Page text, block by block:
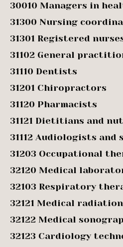
30010 Managers in
31300 Nursing
31301 Registered
31102 General
31110 Dentists
31201 Chiropractors
31120 Pharmacists
31121 Dietitians and
31112 Audiologists
31203 Occupational
32120 Medical
32103 Respiratory
32121 Medical
32122 Medical
32123 Cardiology